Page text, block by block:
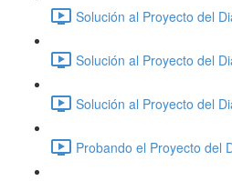
Solución al Proyecto del
Solución al Proyecto del
Solución al Proyecto del
Probando el Proyecto del